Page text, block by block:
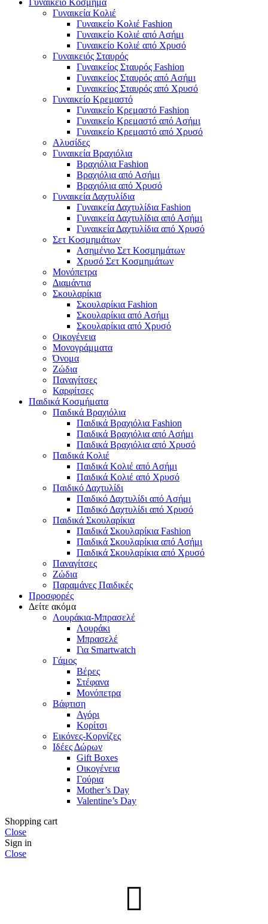
Γυναικείο Κοσμήμα
Γυναικεία Κολιέ
Γυναικείο Κολιέ Fashion
Γυναικείο Κολιέ από Ασήμι
Γυναικείο Κολιέ από Χρυσό
Γυναικειός Σταυρός
Γυναικείος Σταυρός Fashion
Γυναικείος Σταυρός από Ασήμι
Γυναικείος Σταυρός από Χρυσό
Γυναικείο Κρεμαστό
Γυναικείο Κρεμαστό Fashion
Γυναικείο Κρεμαστό από Ασήμι
Γυναικείο Κρεμαστό από Χρυσό
Αλυσίδες
Γυναικεία Βραχιόλια
Βραχιόλια Fashion
Βραχιόλια από Ασήμι
Βραχιόλια από Χρυσό
Γυναικεία Δαχτυλίδια
Γυναικεία Δαχτυλίδια Fashion
Γυναικεία Δαχτυλίδια από Ασήμι
Γυναικεία Δαχτυλίδια από Χρυσό
Σετ Κοσμημάτων
Ασημένιο Σετ Κοσμημάτων
Χρυσό Σετ Κοσμημάτων
Μονόπετρα
Διαμάντια
Σκουλαρίκια
Σκουλαρίκια Fashion
Σκουλαρίκια από Ασήμι
Σκουλαρίκια από Χρυσό
Οικογένεια
Μονογράμματα
Όνομα
Ζώδια
Παναγίτσες
Καρφίτσες
Παιδικά Κοσμήματα
Παιδικά Βραχιόλια
Παιδικά Βραχιόλια Fashion
Παιδικά Βραχιόλια από Ασήμι
Παιδικά Βραχιόλια από Χρυσό
Παιδικά Κολιέ
Παιδικά Κολιέ από Ασήμι
Παιδικά Κολιέ από Χρυσό
Παιδικό Δαχτυλίδι
Παιδικό Δαχτυλίδι από Ασήμι
Παιδικό Δαχτυλίδι από Χρυσό
Παιδικά Σκουλαρίκια
Παιδικά Σκουλαρίκια Fashion
Παιδικά Σκουλαρίκια από Ασήμι
Παιδικά Σκουλαρίκια από Χρυσό
Παναγίτσες
Ζώδια
Παραμάνες Παιδικές
Προσφορές
Δείτε ακόμα
Λουράκια-Μπρασελέ
Λουράκι
Μπρασελέ
Για Smartwatch
Γάμος
Βέρες
Στέφανα
Μονόπετρα
Βάφτιση
Αγόρι
Κορίτσι
Εικόνες-Κορνίζες
Ιδέες Δώρων
Gift Boxes
Οικογένεια
Γούρια
Mother’s Day
Valentine’s Day
Shopping cart
Close
Sign in
Close